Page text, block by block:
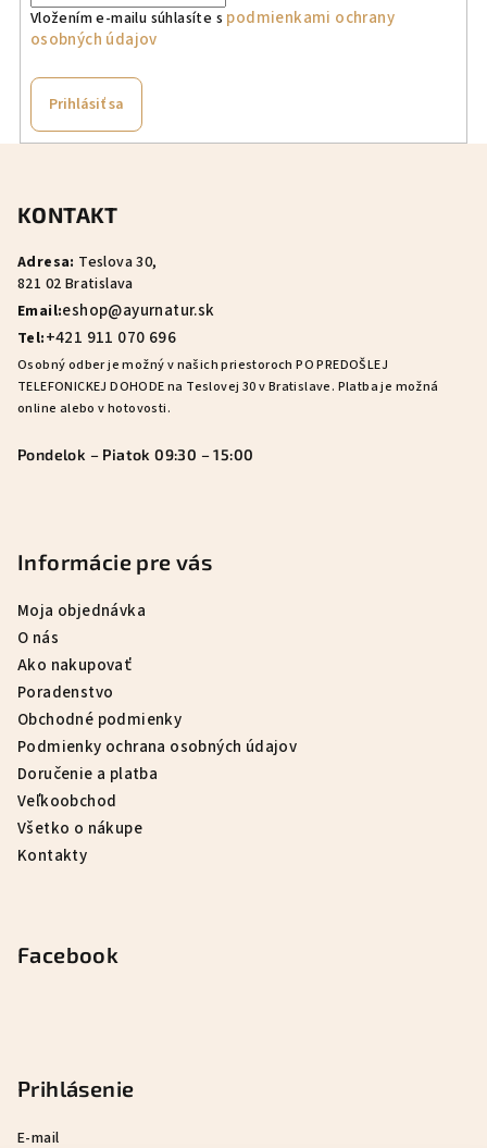
Vložením e-mailu súhlasíte s podmienkami ochrany
osobných údajov
Prihlásiť sa
KONTAKT
Adresa: Teslova 30,
821 02 Bratislava
Email:eshop@ayurnatur.sk
Tel:+421 911 070 696
Osobný odber je možný v našich priestoroch PO PREDOŠLEJ
TELEFONICKEJ DOHODE na Teslovej 30 v Bratislave. Platba je možná
online alebo v hotovosti.
Pondelok – Piatok 09:30 – 15:00
Informácie pre vás
Moja objednávka
O nás
Ako nakupovať
Poradenstvo
Obchodné podmienky
Podmienky ochrana osobných údajov
Doručenie a platba
Veľkoobchod
Všetko o nákupe
Kontakty
Facebook
Prihlásenie
E-mail